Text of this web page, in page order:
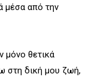
μέσα από την
μόνο θετικά
στη δική μου ζωή,